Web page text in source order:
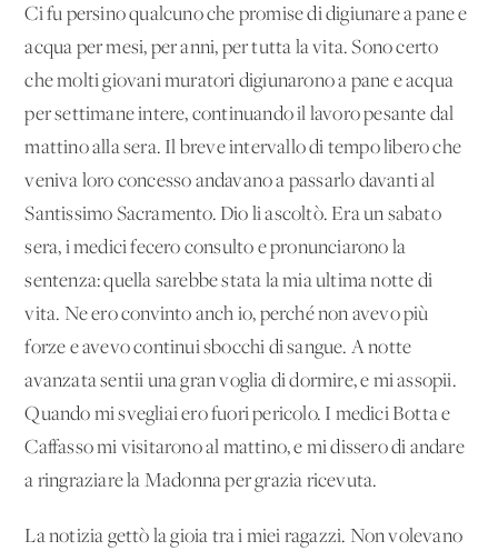
Ci fu persino qualcuno che promise di digiunare a pane e
acqua per mesi, per anni, per tutta la vita. Sono certo
che molti giovani muratori digiunarono a pane e acqua
per settimane intere, continuando il lavoro pesante dal
mattino alla sera. Il breve intervallo di tempo libero che
veniva loro concesso andavano a passarlo davanti al
Santissimo Sacramento. Dio li ascoltò. Era un sabato
sera, i medici fecero consulto e pronunciarono la
sentenza: quella sarebbe stata la mia ultima notte di
vita. Ne ero convinto anch'io, perché non avevo più
forze e avevo continui sbocchi di sangue. A notte
avanzata sentii una gran voglia di dormire, e mi assopii.
Quando mi svegliai ero fuori pericolo. I medici Botta e
Caffasso mi visitarono al mattino, e mi dissero di andare
a ringraziare la Madonna per grazia ricevuta.
La notizia gettò la gioia tra i miei ragazzi. Non volevano